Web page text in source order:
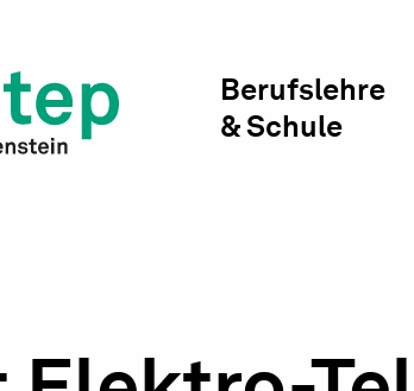
Berufslehre
& Schule